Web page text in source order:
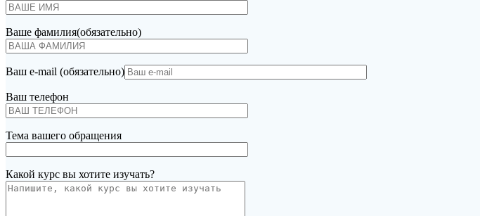
Ваше фамилия(обязательно)
Ваш e-mail (обязательно)
Ваш телефон
Тема вашего обращения
Какой курс вы хотите изучать?